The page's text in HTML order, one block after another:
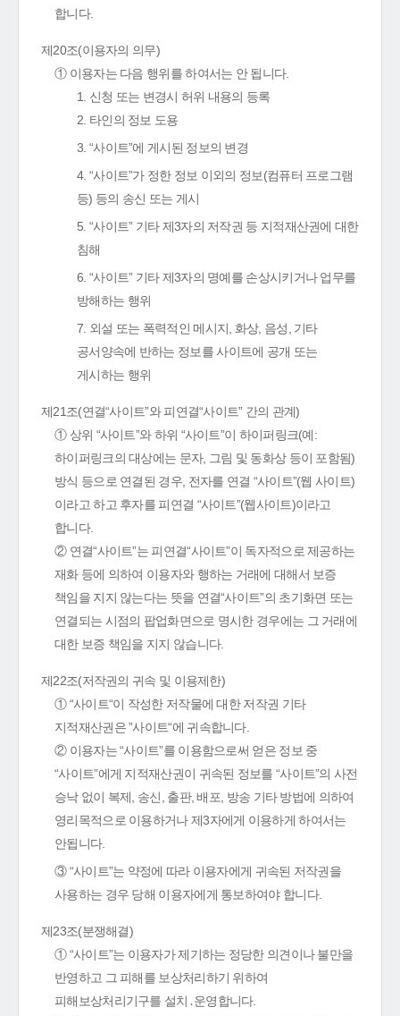
합니다.
제20조(이용자의 의무)
① 이용자는 다음 행위를 하여서는 안 됩니다.
1. 신청 또는 변경시 허위 내용의 등록
2. 타인의 정보 도용
3. “사이트”에 게시된 정보의 변경
4. “사이트”가 정한 정보 이외의 정보(컴퓨터 프로그램
등) 등의 송신 또는 게시
5. “사이트” 기타 제3자의 저작권 등 지적재산권에 대한
침해
6. “사이트” 기타 제3자의 명예를 손상시키거나 업무를
방해하는 행위
7. 외설 또는 폭력적인 메시지, 화상, 음성, 기타
공서양속에 반하는 정보를 사이트에 공개 또는
게시하는 행위
제21조(연결“사이트”와 피연결“사이트” 간의 관계)
① 상위 “사이트”와 하위 “사이트”이 하이퍼링크(예:
하이퍼링크의 대상에는 문자, 그림 및 동화상 등이 포함됨)
방식 등으로 연결된 경우, 전자를 연결 “사이트”(웹 사이트)
이라고 하고 후자를 피연결 “사이트”(웹사이트)이라고
합니다.
② 연결“사이트”는 피연결“사이트”이 독자적으로 제공하는
재화 등에 의하여 이용자와 행하는 거래에 대해서 보증
책임을 지지 않는다는 뜻을 연결“사이트”의 초기화면 또는
연결되는 시점의 팝업화면으로 명시한 경우에는 그 거래에
대한 보증 책임을 지지 않습니다.
제22조(저작권의 귀속 및 이용제한)
① “사이트“이 작성한 저작물에 대한 저작권 기타
지적재산권은 ”사이트“에 귀속합니다.
② 이용자는 “사이트”를 이용함으로써 얻은 정보 중
“사이트”에게 지적재산권이 귀속된 정보를 “사이트”의 사전
승낙 없이 복제, 송신, 출판, 배포, 방송 기타 방법에 의하여
영리목적으로 이용하거나 제3자에게 이용하게 하여서는
안됩니다.
③ “사이트”는 약정에 따라 이용자에게 귀속된 저작권을
사용하는 경우 당해 이용자에게 통보하여야 합니다.
제23조(분쟁해결)
① “사이트”는 이용자가 제기하는 정당한 의견이나 불만을
반영하고 그 피해를 보상처리하기 위하여
피해보상처리기구를 설치․운영합니다.